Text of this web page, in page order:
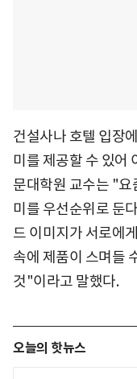
건설사나 호텔 입장
미를 제공할 수 있어
문대학원 교수는 "요
미를 우선순위로 둔
드 이미지가 서로에
속에 제품이 스며들
것"이라고 말했다.
오늘의 핫뉴스